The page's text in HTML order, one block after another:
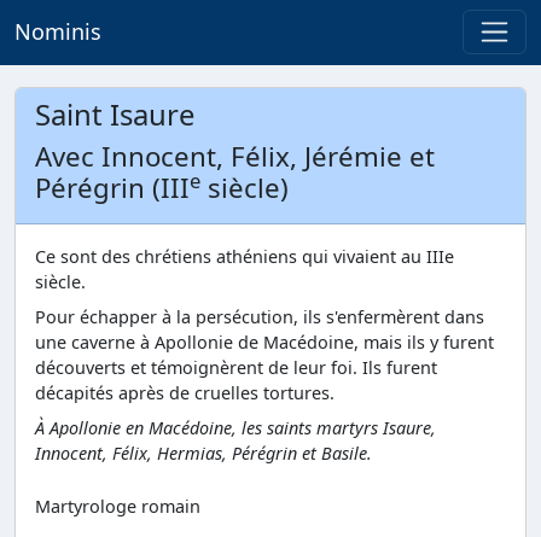
Nominis
Saint Isaure
Avec Innocent, Félix, Jérémie et
Pérégrin (IIIe siècle)
Ce sont des chrétiens athéniens qui vivaient au IIIe
siècle.
Pour échapper à la persécution, ils s'enfermèrent dans
une caverne à Apollonie de Macédoine, mais ils y furent
découverts et témoignèrent de leur foi. Ils furent
décapités après de cruelles tortures.
À Apollonie en Macédoine, les saints martyrs Isaure,
Innocent, Félix, Hermias, Pérégrin et Basile.
Martyrologe romain